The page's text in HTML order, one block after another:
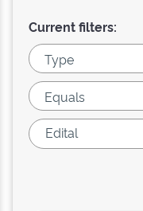
Current filters: